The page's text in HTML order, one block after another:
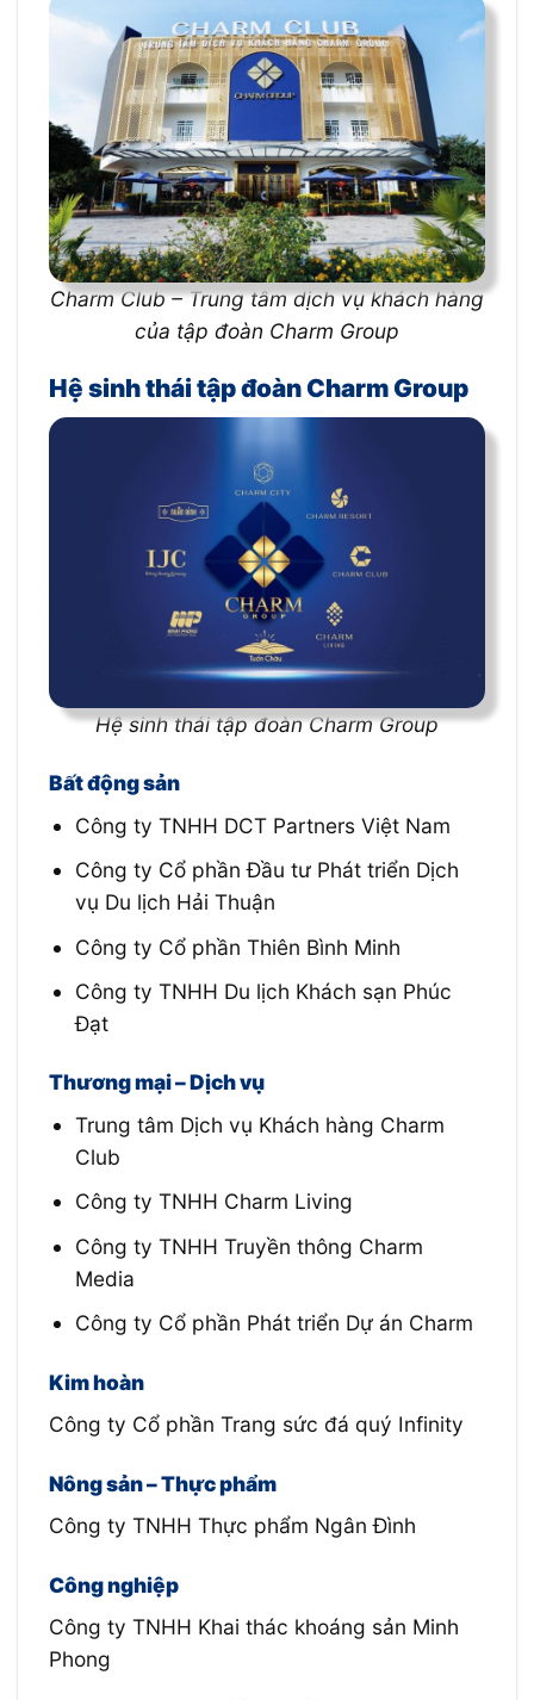
Charm Club – Trung tâm dịch vụ khách hàng
của tập đoàn Charm Group
Hệ sinh thái tập đoàn Charm Group
Hệ sinh thái tập đoàn Charm Group
Bất động sản
Công ty TNHH DCT Partners Việt Nam
Công ty Cổ phần Đầu tư Phát triển Dịch
vụ Du lịch Hải Thuận
Công ty Cổ phần Thiên Bình Minh
Công ty TNHH Du lịch Khách sạn Phúc
Đạt
Thương mại – Dịch vụ
Trung tâm Dịch vụ Khách hàng Charm
Club
Công ty TNHH Charm Living
Công ty TNHH Truyền thông Charm
Media
Công ty Cổ phần Phát triển Dự án Charm
Kim hoàn
Công ty Cổ phần Trang sức đá quý Infinity
Nông sản – Thực phẩm
Công ty TNHH Thực phẩm Ngân Đình
Công nghiệp
Công ty TNHH Khai thác khoáng sản Minh
Phong